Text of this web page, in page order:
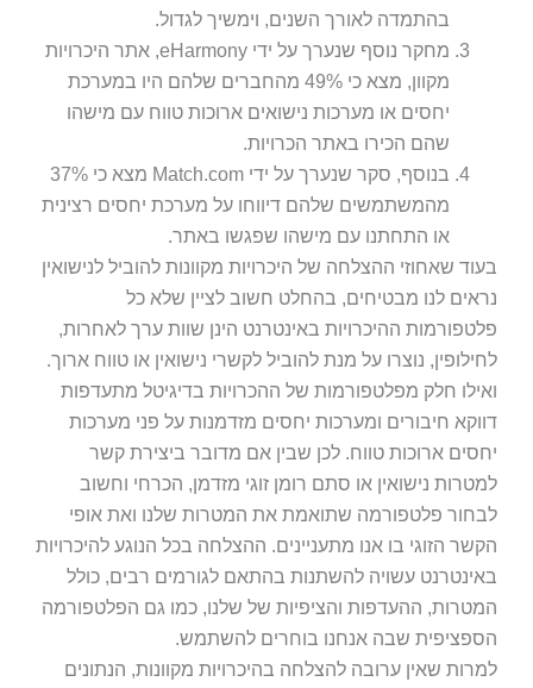
בהתמדה לאורך השנים, וימשיך לגדול.
מחקר נוסף שנערך על ידי eHarmony, אתר היכרויות
מקוון, מצא כי 49% מהחברים שלהם היו במערכת
יחסים או מערכות נישואים ארוכות טווח עם מישהו
שהם הכירו באתר הכרויות.
בנוסף, סקר שנערך על ידי Match.com מצא כי 37%
מהמשתמשים שלהם דיווחו על מערכת יחסים רצינית
או התחתנו עם מישהו שפגשו באתר.
שאחוזי ההצלחה של היכרויות מקוונות להוביל לנישואין
לנו מבטיחים, בהחלט חשוב לציין שלא כל
ההיכרויות באינטרנט הינן שוות ערך לאחרות,
נוצרו על מנת להוביל לקשרי נישואין או טווח ארוך.
חלק מפלטפורמות של ההכרויות בדיגיטל מתעדפות
חיבורים ומערכות יחסים מזדמנות על פני מערכות
ארוכות טווח. לכן שבין אם מדובר ביצירת קשר
נישואין או סתם רומן זוגי מזדמן, הכרחי וחשוב
פלטפורמה שתואמת את המטרות שלנו ואת אופי
הזוגי בו אנו מתעניינים. ההצלחה בכל הנוגע להיכרויות
עשויה להשתנות בהתאם לגורמים רבים, כולל
ההעדפות והציפיות של שלנו, כמו גם הפלטפורמה
שבה אנחנו בוחרים להשתמש.
שאין ערובה להצלחה בהיכרויות מקוונות, הנתונים